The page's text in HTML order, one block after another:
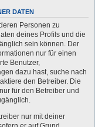
DATEN
Personen zu
deines Profils und die
sein können. Der
nur für einen
Benutzer,
dazu hast, suche nach
den Betreiber. Die
für den Betreiber und
nur mit deiner